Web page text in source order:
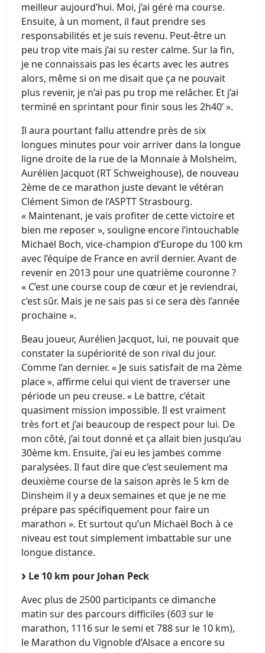
meilleur aujourd’hui. Moi, j’ai géré ma course.
Ensuite, à un moment, il faut prendre ses
responsabilités et je suis revenu. Peut-être un
peu trop vite mais j’ai su rester calme. Sur la fin,
je ne connaissais pas les écarts avec les autres
alors, même si on me disait que ça ne pouvait
plus revenir, je n’ai pas pu trop me relâcher. Et j’ai
terminé en sprintant pour finir sous les 2h40’ ».
Il aura pourtant fallu attendre près de six
longues minutes pour voir arriver dans la longue
ligne droite de la rue de la Monnaie à Molsheim,
Aurélien Jacquot (RT Schweighouse), de nouveau
2ème de ce marathon juste devant le vétéran
Clément Simon de l’ASPTT Strasbourg.
« Maintenant, je vais profiter de cette victoire et
bien me reposer », souligne encore l’intouchable
Michaël Boch, vice-champion d’Europe du 100 km
avec l’équipe de France en avril dernier. Avant de
revenir en 2013 pour une quatrième couronne ?
« C’est une course coup de cœur et je reviendrai,
c’est sûr. Mais je ne sais pas si ce sera dès l’année
prochaine ».
Beau joueur, Aurélien Jacquot, lui, ne pouvait que
constater la supériorité de son rival du jour.
Comme l’an dernier. « Je suis satisfait de ma 2ème
place », affirme celui qui vient de traverser une
période un peu creuse. « Le battre, c’était
quasiment mission impossible. Il est vraiment
très fort et j’ai beaucoup de respect pour lui. De
mon côté, j’ai tout donné et ça allait bien jusqu’au
30ème km. Ensuite, j’ai eu les jambes comme
paralysées. Il faut dire que c’est seulement ma
deuxième course de la saison après le 5 km de
Dinsheim il y a deux semaines et que je ne me
prépare pas spécifiquement pour faire un
marathon ». Et surtout qu’un Michaël Boch à ce
niveau est tout simplement imbattable sur une
longue distance.
Le 10 km pour Johan Peck
Avec plus de 2500 participants ce dimanche
matin sur des parcours difficiles (603 sur le
marathon, 1116 sur le semi et 788 sur le 10 km),
le Marathon du Vignoble d’Alsace a encore su